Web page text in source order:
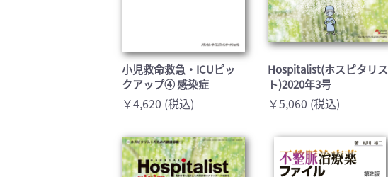
小児救命救急・ICUピッ
クアップ④ 感染症
￥4,620 (税込)
Hospitalist(ホスピタリス
ト)2020年3号
￥5,060 (税込)